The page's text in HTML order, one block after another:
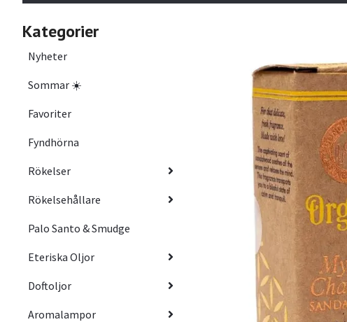
Kategorier
Nyheter
Sommar ☀️
Favoriter
Fyndhörna
Rökelser
Rökelsehållare
Palo Santo & Smudge
Eteriska Oljor
Doftoljor
Aromalampor